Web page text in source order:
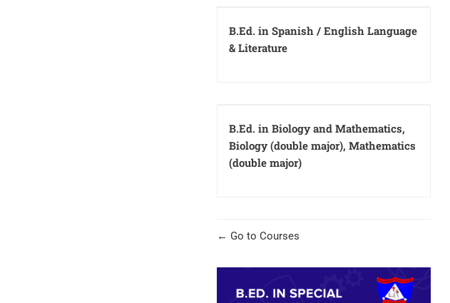
B.Ed. in Spanish / English Language
& Literature
B.Ed. in Biology and Mathematics,
Biology (double major), Mathematics
(double major)
Go to Courses